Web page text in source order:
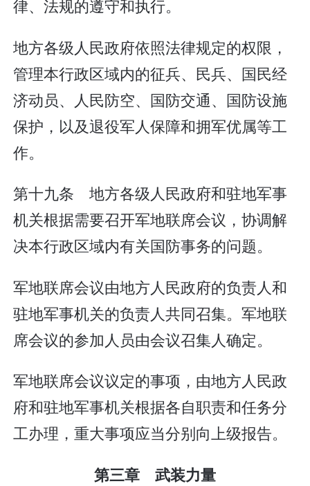
律、法规的遵守和执行。
地方各级人民政府依照法律规定的权限，
管理本行政区域内的征兵、民兵、国民经
济动员、人民防空、国防交通、国防设施
保护，以及退役军人保障和拥军优属等工
作。
第十九条 地方各级人民政府和驻地军事
机关根据需要召开军地联席会议，协调解
决本行政区域内有关国防事务的问题。
军地联席会议由地方人民政府的负责人和
驻地军事机关的负责人共同召集。军地联
席会议的参加人员由会议召集人确定。
军地联席会议议定的事项，由地方人民政
府和驻地军事机关根据各自职责和任务分
工办理，重大事项应当分别向上级报告。
第三章 武装力量